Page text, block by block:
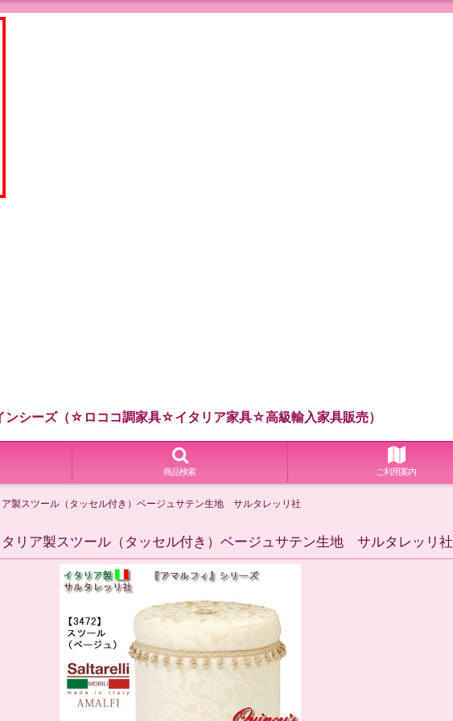
ンシーズ（☆ロココ調家具☆イタリア家具☆高級輸入家具販売）
商品検索 ご利用案内
スツール（タッセル付き）ベージュサテン生地 サルタレッリ社
ア製スツール（タッセル付き）ベージュサテン生地 サルタレッリ社